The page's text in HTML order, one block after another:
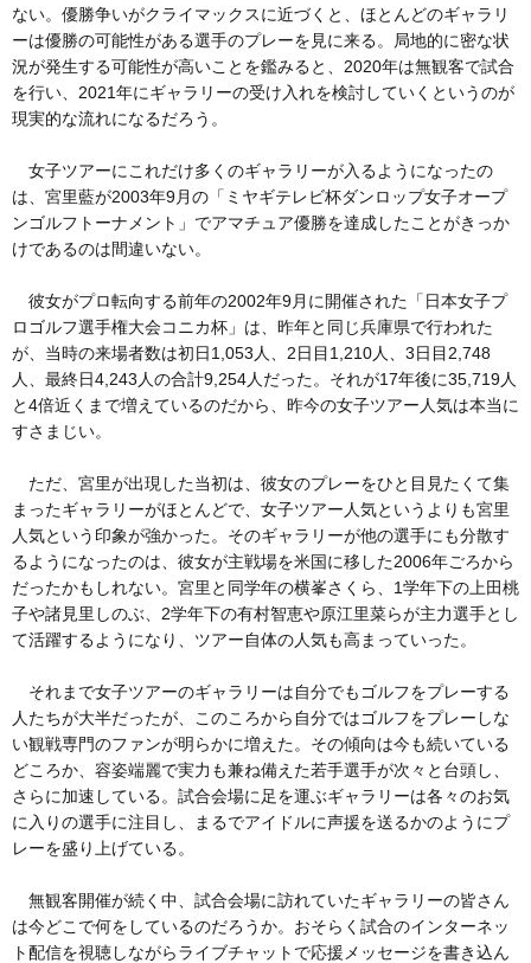
ない。優勝争いがクライマックスに近づくと、ほとんどのギャラリ
ーは優勝の可能性がある選手のプレーを見に来る。局地的に密な状
況が発生する可能性が高いことを鑑みると、2020年は無観客で試合
を行い、2021年にギャラリーの受け入れを検討していくというのが
現実的な流れになるだろう。
女子ツアーにこれだけ多くのギャラリーが入るようになったの
は、宮里藍が2003年9月の「ミヤギテレビ杯ダンロップ女子オープ
ンゴルフトーナメント」でアマチュア優勝を達成したことがきっか
けであるのは間違いない。
彼女がプロ転向する前年の2002年9月に開催された「日本女子プ
ロゴルフ選手権大会コニカ杯」は、昨年と同じ兵庫県で行われた
が、当時の来場者数は初日1,053人、2日目1,210人、3日目2,748
人、最終日4,243人の合計9,254人だった。それが17年後に35,719人
と4倍近くまで増えているのだから、昨今の女子ツアー人気は本当に
すさまじい。
ただ、宮里が出現した当初は、彼女のプレーをひと目見たくて集
まったギャラリーがほとんどで、女子ツアー人気というよりも宮里
人気という印象が強かった。そのギャラリーが他の選手にも分散す
るようになったのは、彼女が主戦場を米国に移した2006年ごろから
だったかもしれない。宮里と同学年の横峯さくら、1学年下の上田桃
子や諸見里しのぶ、2学年下の有村智恵や原江里菜らが主力選手とし
て活躍するようになり、ツアー自体の人気も高まっていった。
それまで女子ツアーのギャラリーは自分でもゴルフをプレーする
人たちが大半だったが、このころから自分ではゴルフをプレーしな
い観戦専門のファンが明らかに増えた。その傾向は今も続いている
どころか、容姿端麗で実力も兼ね備えた若手選手が次々と台頭し、
さらに加速している。試合会場に足を運ぶギャラリーは各々のお気
に入りの選手に注目し、まるでアイドルに声援を送るかのようにプ
レーを盛り上げている。
無観客開催が続く中、試合会場に訪れていたギャラリーの皆さん
は今どこで何をしているのだろうか。おそらく試合のインターネッ
ト配信を視聴しながらライブチャットで応援メッセージを書き込ん